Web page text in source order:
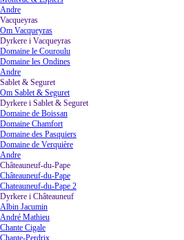
Andre
Vacqueyras
Om Vacqueyras
Dyrkere i Vacqueyras
Domaine le Couroulu
Domaine les Ondines
Andre
Sablet & Seguret▼
Om Sablet & Seguret
Dyrkere i Sablet & Seguret▼
Domaine de Boissan
Domaine Chamfort
Domaine des Pasquiers
Domaine de Verquière
Andre
Châteauneuf-du-Pape
Châteauneuf-du-Pape
Chateauneuf-du-Pape 2
Dyrkere i Châteauneuf
Albin Jacumin
André Mathieu
Chante Cigale
Chante-Perdrix